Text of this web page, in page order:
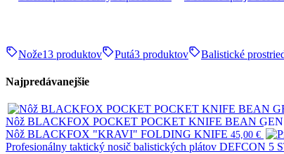
Nože13 produktov Putá3 produktov Balistické
Najpredávanejšie
Nôž BLACKFOX POCKET POCKET KNIFE BEAN
Nôž BLACKFOX "KRAVI" FOLDING KNIFE 45,00 €
Profesionálny taktický nosič balistických plátov DEFCON 5